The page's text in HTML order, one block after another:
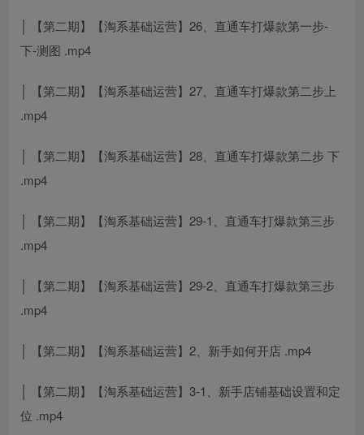
│ 【第二期】【淘系基础运营】26、直通车打爆款第一步-
下-测图 .mp4
│ 【第二期】【淘系基础运营】27、直通车打爆款第二步上
.mp4
│ 【第二期】【淘系基础运营】28、直通车打爆款第二步 下
.mp4
│ 【第二期】【淘系基础运营】29-1、直通车打爆款第三步
.mp4
│ 【第二期】【淘系基础运营】29-2、直通车打爆款第三步
.mp4
│ 【第二期】【淘系基础运营】2、新手如何开店 .mp4
│ 【第二期】【淘系基础运营】3-1、新手店铺基础设置和定
位 .mp4